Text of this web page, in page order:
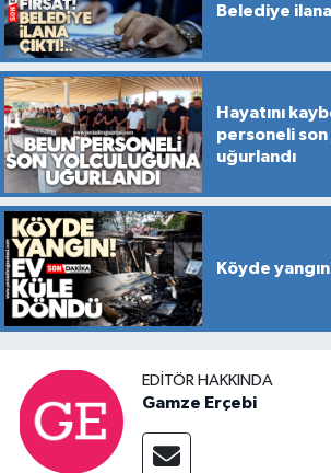
Belediye ilana
Hayatını
personeli
uğurlandı
Köyde
EDITÖR HAKKINDA
Gamze Erçebi